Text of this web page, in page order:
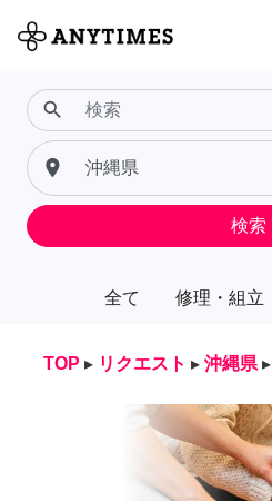
全て 修理・組立
search
place
検索
TOP ▸ リクエスト ▸ 沖縄県 ▸